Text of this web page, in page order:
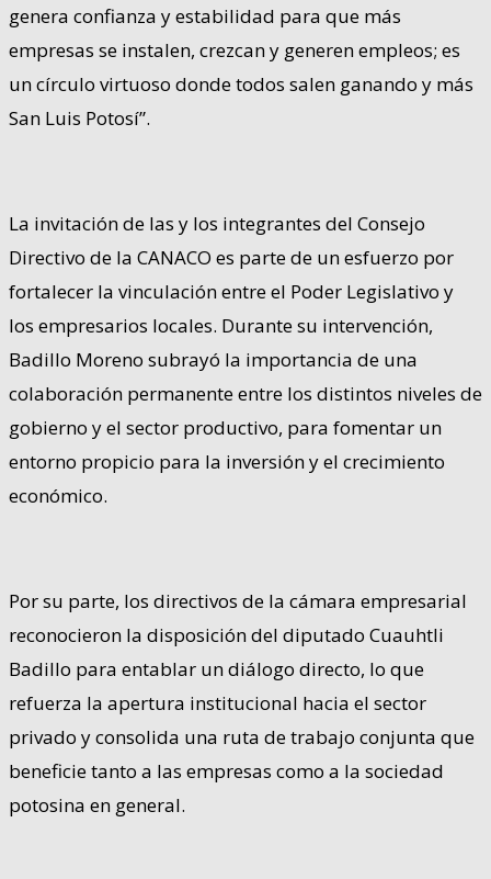
genera confianza y estabilidad para que más
empresas se instalen, crezcan y generen empleos; es
un círculo virtuoso donde todos salen ganando y más
San Luis Potosí”.
La invitación de las y los integrantes del Consejo
Directivo de la CANACO es parte de un esfuerzo por
fortalecer la vinculación entre el Poder Legislativo y
los empresarios locales. Durante su intervención,
Badillo Moreno subrayó la importancia de una
colaboración permanente entre los distintos niveles de
gobierno y el sector productivo, para fomentar un
entorno propicio para la inversión y el crecimiento
económico.
Por su parte, los directivos de la cámara empresarial
reconocieron la disposición del diputado Cuauhtli
Badillo para entablar un diálogo directo, lo que
refuerza la apertura institucional hacia el sector
privado y consolida una ruta de trabajo conjunta que
beneficie tanto a las empresas como a la sociedad
potosina en general.